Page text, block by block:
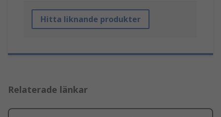
Hitta liknande produkter
Relaterade länkar